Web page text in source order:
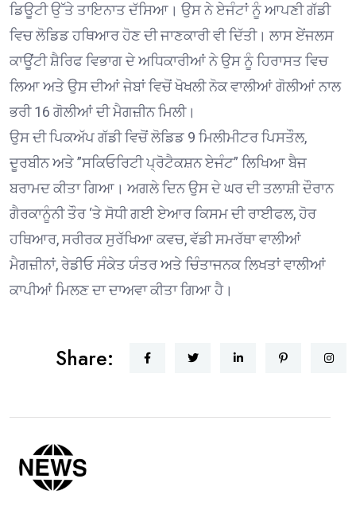
ਡਿਊਟੀ ਉੱਤੇ ਤਾਇਨਾਤ ਦੱਸਿਆ। ਉਸ ਨੇ ਏਜੰਟਾਂ ਨੂੰ ਆਪਣੀ ਗੱਡੀ
ਵਿਚ ਲੋਡਿਡ ਹਥਿਆਰ ਹੋਣ ਦੀ ਜਾਣਕਾਰੀ ਵੀ ਦਿੱਤੀ। ਲਾਸ ਏਂਜਲਸ
ਕਾਊਂਟੀ ਸ਼ੈਰਿਫ ਵਿਭਾਗ ਦੇ ਅਧਿਕਾਰੀਆਂ ਨੇ ਉਸ ਨੂੰ ਹਿਰਾਸਤ ਵਿਚ
ਲਿਆ ਅਤੇ ਉਸ ਦੀਆਂ ਜੇਬਾਂ ਵਿਚੋਂ ਖੋਖਲੀ ਨੋਕ ਵਾਲੀਆਂ ਗੋਲੀਆਂ ਨਾਲ
ਭਰੀ 16 ਗੋਲੀਆਂ ਦੀ ਮੈਗਜ਼ੀਨ ਮਿਲੀ।
ਉਸ ਦੀ ਪਿਕਅੱਪ ਗੱਡੀ ਵਿਚੋਂ ਲੋਡਿਡ 9 ਮਿਲੀਮੀਟਰ ਪਿਸਤੌਲ,
ਦੂਰਬੀਨ ਅਤੇ ”ਸਕਿਓਰਿਟੀ ਪ੍ਰੋਟੈਕਸ਼ਨ ਏਜੰਟ” ਲਿਖਿਆ ਬੈਜ
ਬਰਾਮਦ ਕੀਤਾ ਗਿਆ। ਅਗਲੇ ਦਿਨ ਉਸ ਦੇ ਘਰ ਦੀ ਤਲਾਸ਼ੀ ਦੌਰਾਨ
ਗੈਰਕਾਨੂੰਨੀ ਤੌਰ ‘ਤੇ ਸੋਧੀ ਗਈ ਏਆਰ ਕਿਸਮ ਦੀ ਰਾਈਫਲ, ਹੋਰ
ਹਥਿਆਰ, ਸਰੀਰਕ ਸੁਰੱਖਿਆ ਕਵਚ, ਵੱਡੀ ਸਮਰੱਥਾ ਵਾਲੀਆਂ
ਮੈਗਜ਼ੀਨਾਂ, ਰੇਡੀਓ ਸੰਕੇਤ ਯੰਤਰ ਅਤੇ ਚਿੰਤਾਜਨਕ ਲਿਖਤਾਂ ਵਾਲੀਆਂ
ਕਾਪੀਆਂ ਮਿਲਣ ਦਾ ਦਾਅਵਾ ਕੀਤਾ ਗਿਆ ਹੈ।
Share: